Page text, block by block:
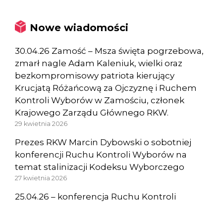
Nowe wiadomości
30.04.26 Zamość – Msza święta pogrzebowa,
zmarł nagle Adam Kaleniuk, wielki oraz
bezkompromisowy patriota kierujący
Krucjatą Różańcową za Ojczyznę i Ruchem
Kontroli Wyborów w Zamościu, członek
Krajowego Zarządu Głównego RKW.
29 kwietnia 2026
Prezes RKW Marcin Dybowski o sobotniej
konferencji Ruchu Kontroli Wyborów na
temat stalinizacji Kodeksu Wyborczego
27 kwietnia 2026
25.04.26 – konferencja Ruchu Kontroli